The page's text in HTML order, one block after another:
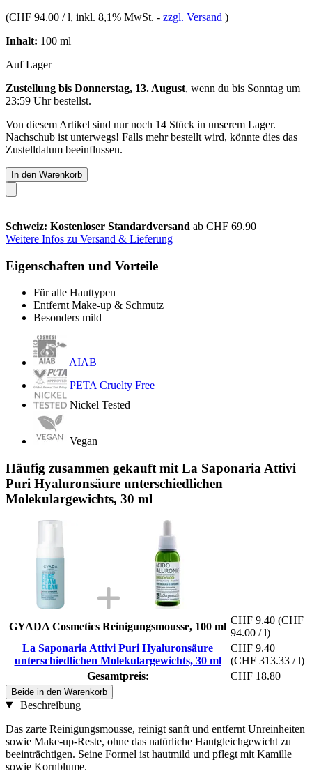
(CHF 94.00 / l, inkl. 8,1% MwSt. - zzgl. Versand )
Inhalt: 100 ml
Auf Lager
Zustellung bis Donnerstag, 13. August, wenn du bis Sonntag um
23:59 Uhrbestellst.
Von diesem Artikel sind nur noch 14 Stück in unserem Lager.
Nachschub ist unterwegs! Falls mehr bestellt wird, könnte dies das
Zustelldatum beeinflussen.
In den Warenkorb
Schweiz: Kostenloser Standardversand ab CHF 69.90
Weitere Infos zu Versand & Lieferung
Eigenschaften und Vorteile
Für alle Hauttypen
Entfernt Make-up & Schmutz
Besonders mild
AIAB
PETA Cruelty Free
Nickel Tested
Vegan
Häufig zusammen gekauft mit La Saponaria Attivi
Puri Hyaluronsäure unterschiedlichen
Molekulargewichts, 30 ml
GYADA Cosmetics Reinigungsmousse, 100 ml
CHF 9.40 (CHF
94.00 / l)
La Saponaria Attivi Puri Hyaluronsäure
unterschiedlichen Molekulargewichts, 30 ml
CHF 9.40
(CHF 313.33 / l)
Gesamtpreis:
CHF 18.80
Beide in den Warenkorb
Beschreibung
Das zarte Reinigungsmousse, reinigt sanft und entfernt Unreinheiten
sowie Make-up-Reste, ohne das natürliche Hautgleichgewicht zu
beeinträchtigen. Seine Formel ist hautmild und pflegt mit Kamille
sowie Kornblume.